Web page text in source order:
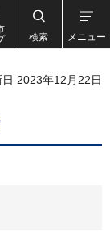
検索 メニュー
2023年12月22日